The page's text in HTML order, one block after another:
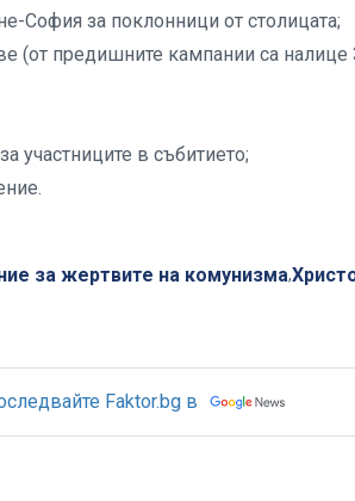
София за поклонници от столицата;
(от предишните кампании са налице
участниците в събитието;
за жертвите на комунизма,
Faktor.bg в